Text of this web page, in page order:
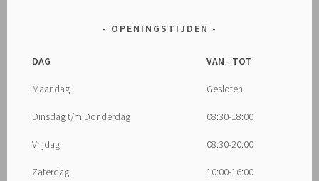
OPENINGSTIJDEN
DAG VAN - TOT
Maandag Gesloten
Dinsdag t/m Donderdag 08:30-18:00
Vrijdag 08:30-20:00
Zaterdag 10:00-16:00